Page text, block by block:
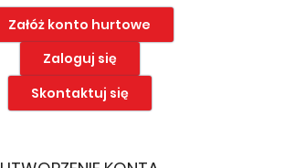
Załóż konto hurtowe
Zaloguj się
Skontaktuj się